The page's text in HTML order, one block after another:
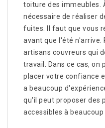
toiture des immeubles.
nécessaire de réaliser
fuites. Il faut que vous
avant que l'été n'arrive.
artisans couvreurs qui
travail. Dans ce cas, on
placer votre confiance
a beaucoup
qu'il peut proposer des
accessibles à beaucoup